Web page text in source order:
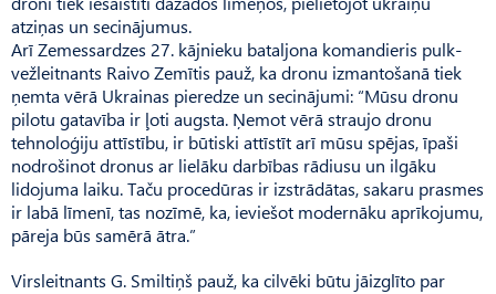
atziņas un secinājumus.
Arī Zemessardzes 27. kājnieku bataljona komandieris pulk­
vežleitnants Raivo Zemītis pauž, ka dronu izmantošanā tiek
ņemta vērā Ukrainas pieredze un secinājumi: “Mūsu dronu
pilotu gatavība ir ļoti augsta. Ņemot vērā straujo dronu
tehnoloģiju attīstību, ir būtiski attīstīt arī mūsu spējas, īpaši
nodrošinot dronus ar lielāku darbības rādiusu un ilgāku
lidojuma laiku. Taču procedūras ir izstrādātas, sakaru prasmes
ir labā līmenī, tas nozīmē, ka, ieviešot modernāku aprīkojumu,
pāreja būs samērā ātra.”
Virsleitnants G. Smiltiņš pauž, ka cilvēki būtu jāizglīto par